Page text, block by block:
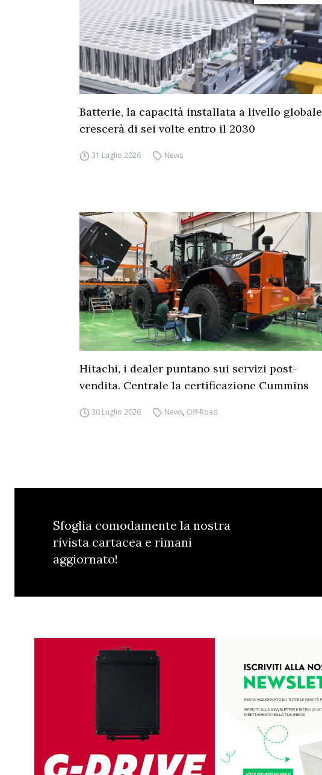
Batterie, la capacità installata a livello globale
crescerà di sei volte entro il 2030
31 Luglio 2026 News
Hitachi, i dealer puntano sui servizi post-
vendita. Centrale la certificazione Cummins
30 Luglio 2026 News, Off-Road
Sfoglia comodamente la nostra
rivista cartacea e rimani
aggiornato!